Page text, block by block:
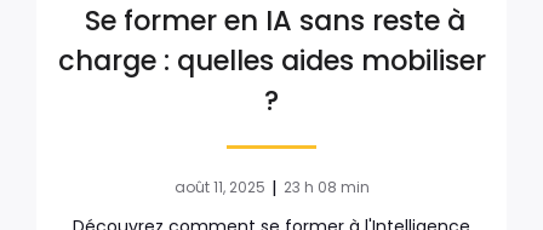
Se former en IA sans reste à
charge : quelles aides mobiliser
?
août 11, 2025 | 23 h 08 min